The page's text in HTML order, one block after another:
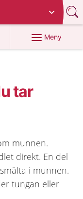
Meny
tar
munnen.
direkt. En del
i munnen.
tungan eller